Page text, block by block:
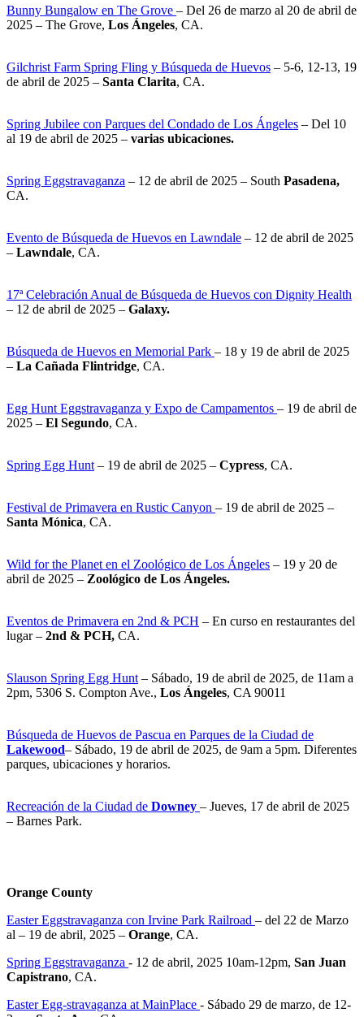
Bunny Bungalow en The Grove – Del 26 de marzo al 20 de abril de
2025 – The Grove, Los Ángeles, CA.
Gilchrist Farm Spring Fling y Búsqueda de Huevos – 5-6, 12-13, 19
de abril de 2025 – Santa Clarita, CA.
Spring Jubilee con Parques del Condado de Los Ángeles – Del 10
al 19 de abril de 2025 – varias ubicaciones.
Spring Eggstravaganza – 12 de abril de 2025 – South Pasadena,
CA.
Evento de Búsqueda de Huevos en Lawndale – 12 de abril de 2025
– Lawndale, CA.
17ª Celebración Anual de Búsqueda de Huevos con Dignity Health
– 12 de abril de 2025 – Galaxy.
Búsqueda de Huevos en Memorial Park – 18 y 19 de abril de 2025
– La Cañada Flintridge, CA.
Egg Hunt Eggstravaganza y Expo de Campamentos – 19 de abril de
2025 – El Segundo, CA.
Spring Egg Hunt – 19 de abril de 2025 – Cypress, CA.
Festival de Primavera en Rustic Canyon – 19 de abril de 2025 –
Santa Mónica, CA.
Wild for the Planet en el Zoológico de Los Ángeles – 19 y 20 de
abril de 2025 – Zoológico de Los Ángeles.
Eventos de Primavera en 2nd & PCH – En curso en restaurantes del
lugar – 2nd & PCH, CA.
Slauson Spring Egg Hunt – Sábado, 19 de abril de 2025, de 11am a
2pm, 5306 S. Compton Ave., Los Ángeles, CA 90011
Búsqueda de Huevos de Pascua en Parques de la Ciudad de
Lakewood– Sábado, 19 de abril de 2025, de 9am a 5pm. Diferentes
parques, ubicaciones y horarios.
Recreación de la Ciudad de Downey – Jueves, 17 de abril de 2025
– Barnes Park.
Orange County
Easter Eggstravaganza con Irvine Park Railroad – del 22 de Marzo
al – 19 de abril, 2025 – Orange, CA.
Spring Eggstravaganza - 12 de abril, 2025 10am-12pm, San Juan
Capistrano, CA.
Easter Egg-stravaganza at MainPlace - Sábado 29 de marzo, de 12-